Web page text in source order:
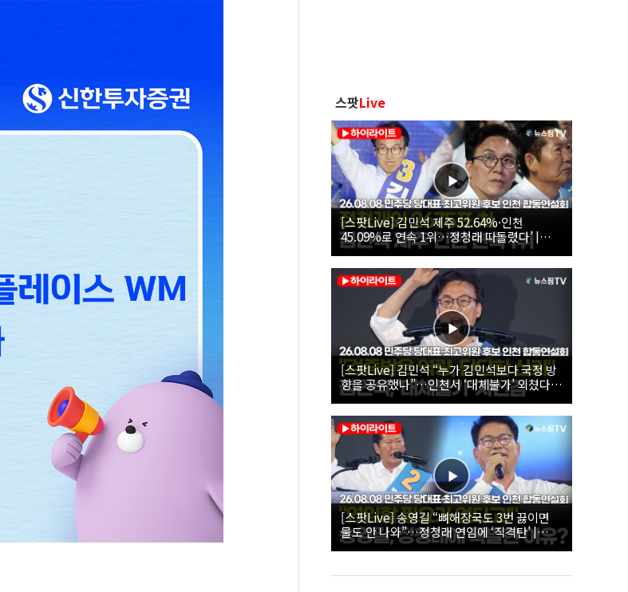
스팟Live
[스팟Live] 김민석 제주 52.64%·인천
45.09%로 연속 1위…정청래 따돌렸다’ |
26.08.08 더불어민주당 당대표·최고위원 후
보 인천 합동연설회
[스팟Live] 김민석 “누가 김민석보다 국정 방
향을 공유했나”…인천서 ‘대체불가’ 외쳤다 |
26.08.08 더불어민주당 당대표·최고위원 후
보 인천 합동연설회
[스팟Live] 송영길 “뼈해장국도 3번 끓이면
물도 안 나와”…정청래 연임에 ‘직격탄’ |
26.08.08 더불어민주당 당대표·최고위원 후